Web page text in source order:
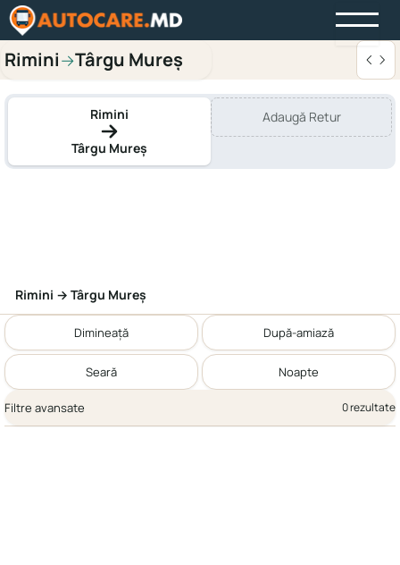
Rimini→Târgu Mureș
Rimini
Târgu Mureș
Adaugă Retur
Rimini → Târgu Mureș
Dimineață După-amiază
Seară Noapte
Filtre avansate 0 rezultate